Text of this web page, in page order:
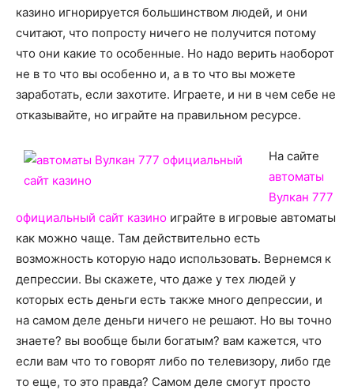
казино игнорируется большинством людей, и они
считают, что попросту ничего не получится потому
что они какие то особенные. Но надо верить наоборот
не в то что вы особенно и, а в то что вы можете
заработать, если захотите. Играете, и ни в чем себе не
отказывайте, но играйте на правильном ресурсе.
На сайте
автоматы
Вулкан 777
официальный сайт казино играйте в игровые автоматы
как можно чаще. Там действительно есть
возможность которую надо использовать. Вернемся к
депрессии. Вы скажете, что даже у тех людей у
которых есть деньги есть также много депрессии, и
на самом деле деньги ничего не решают. Но вы точно
знаете? вы вообще были богатым? вам кажется, что
если вам что то говорят либо по телевизору, либо где
то еще, то это правда? Самом деле смогут просто